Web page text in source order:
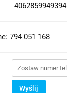
4062859949394
794 051 168
Wyślij